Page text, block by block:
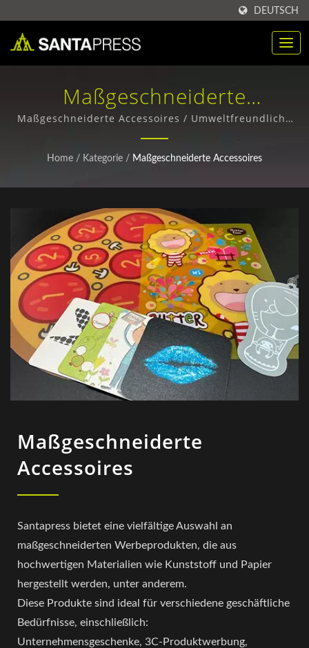
DEUTSCH
Maßgeschneiderte
Accessoires / Nachhaltige
Kraftpapierboxenlieferanten
Press Co., Ltd.
Maßgeschneiderte Accessoires / Umweltfreundliche
Papierverpackungsboxen - Individuelle Designs &
Großbestellungen
Home / Kategorie / Maßgeschneiderte Accessoires
Maßgeschneiderte
Accessoires
Santapress bietet eine vielfältige Auswahl an
maßgeschneiderten Werbeprodukten, die aus
hochwertigen Materialien wie Kunststoff und Papier
hergestellt werden, unter anderem.
Diese Produkte sind ideal für verschiedene geschäftliche
Bedürfnisse, einschließlich:
Unternehmensgeschenke, 3C-Produktwerbung,